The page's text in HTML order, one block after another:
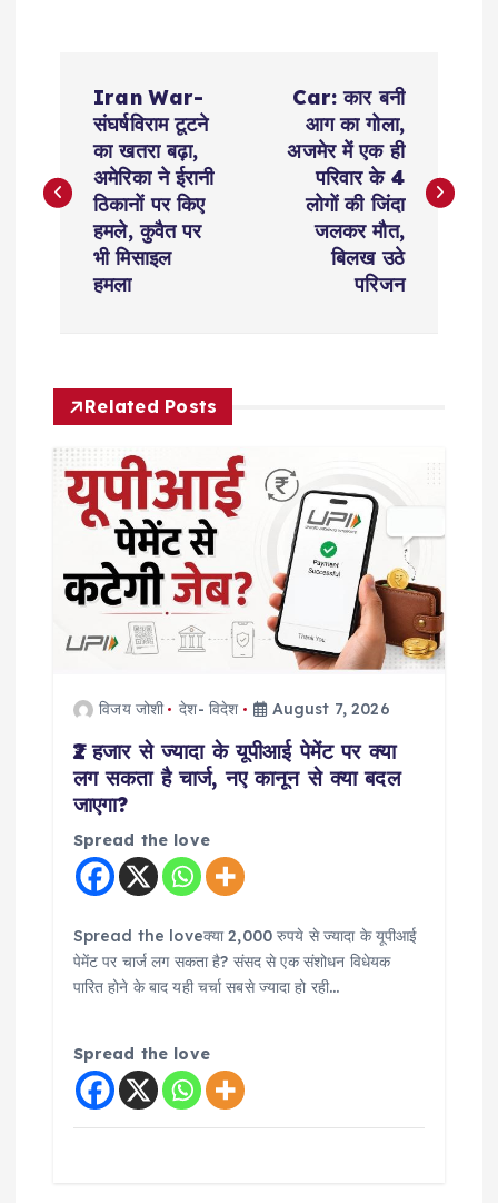
s
v
a
Iran War-
संघर्षविराम टूटने
का खतरा बढ़ा,
अमेरिका ने ईरानी
ठिकानों पर किए
हमले, कुवैत पर
भी मिसाइल
हमला
Car: कार बनी
आग का गोला,
अजमेर में एक ही
परिवार के 4
लोगों की जिंदा
जलकर मौत,
बिलख उठे
परिजन
Related Posts
विजय जोशी देश- विदेश August 7, 2026
₹2 हजार से ज्यादा के यूपीआई पेमेंट पर क्या
लग सकता है चार्ज, नए कानून से क्या बदल
जाएगा?
Spread the love
Spread the loveक्या 2,000 रुपये से ज्यादा के यूपीआई
पेमेंट पर चार्ज लग सकता है? संसद से एक संशोधन विधेयक
पारित होने के बाद यही चर्चा सबसे ज्यादा हो रही…
Spread the love